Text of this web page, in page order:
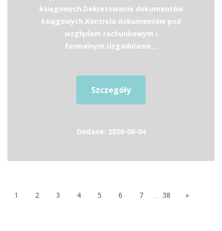
księgowych.Dekretowanie dokumentów
księgowych.Kontrola dokumentów pod
względem rachunkowym i
formalnym.Uzgadnianie...
Szczegóły
Dodane: 2026-08-04
1 2 3 4 5 6 7 ... 38 »